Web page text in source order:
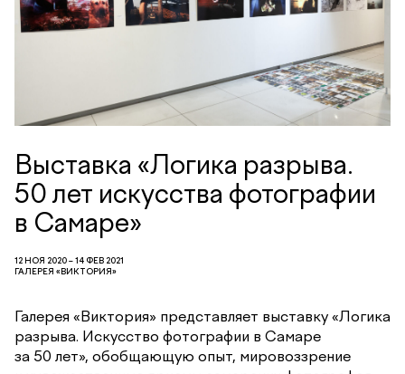
Выставка «Логика разрыва.
50 лет искусства фотографии
в Самаре»
12 НОЯ 2020 – 14 ФЕВ 2021
ГАЛЕРЕЯ «ВИКТОРИЯ»
Галерея «Виктория» представляет выставку «Логика
разрыва. Искусство фотографии в Самаре
за 50 лет», обобщающую опыт, мировоззрение